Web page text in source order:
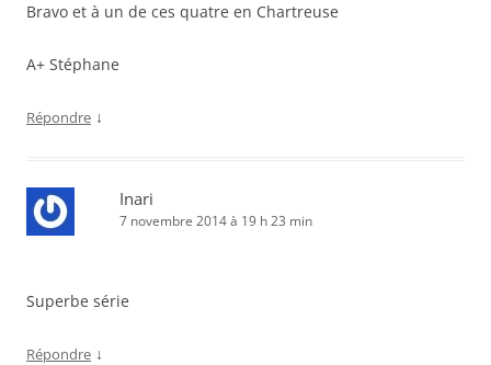
Bravo et à un de ces quatre en Chartreuse
A+ Stéphane
Répondre ↓
Inari
7 novembre 2014 à 19 h 23 min
Superbe série
Répondre ↓